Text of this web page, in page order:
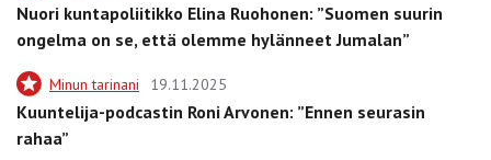
Nuori kuntapoliitikko Elina Ruohonen: ”Suomen suurin
ongelma on se, että olemme hylänneet Jumalan”
Minun tarinani 19.11.2025
Kuuntelija-podcastin Roni Arvonen: ”Ennen seurasin
rahaa”